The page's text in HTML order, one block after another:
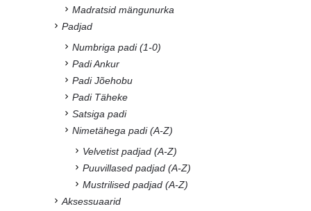
Madratsid mängunurka
Padjad
Numbriga padi (1-0)
Padi Ankur
Padi Jõehobu
Padi Täheke
Satsiga padi
Nimetähega padi (A-Z)
Velvetist padjad (A-Z)
Puuvillased padjad (A-Z)
Mustrilised padjad (A-Z)
Aksessuaarid